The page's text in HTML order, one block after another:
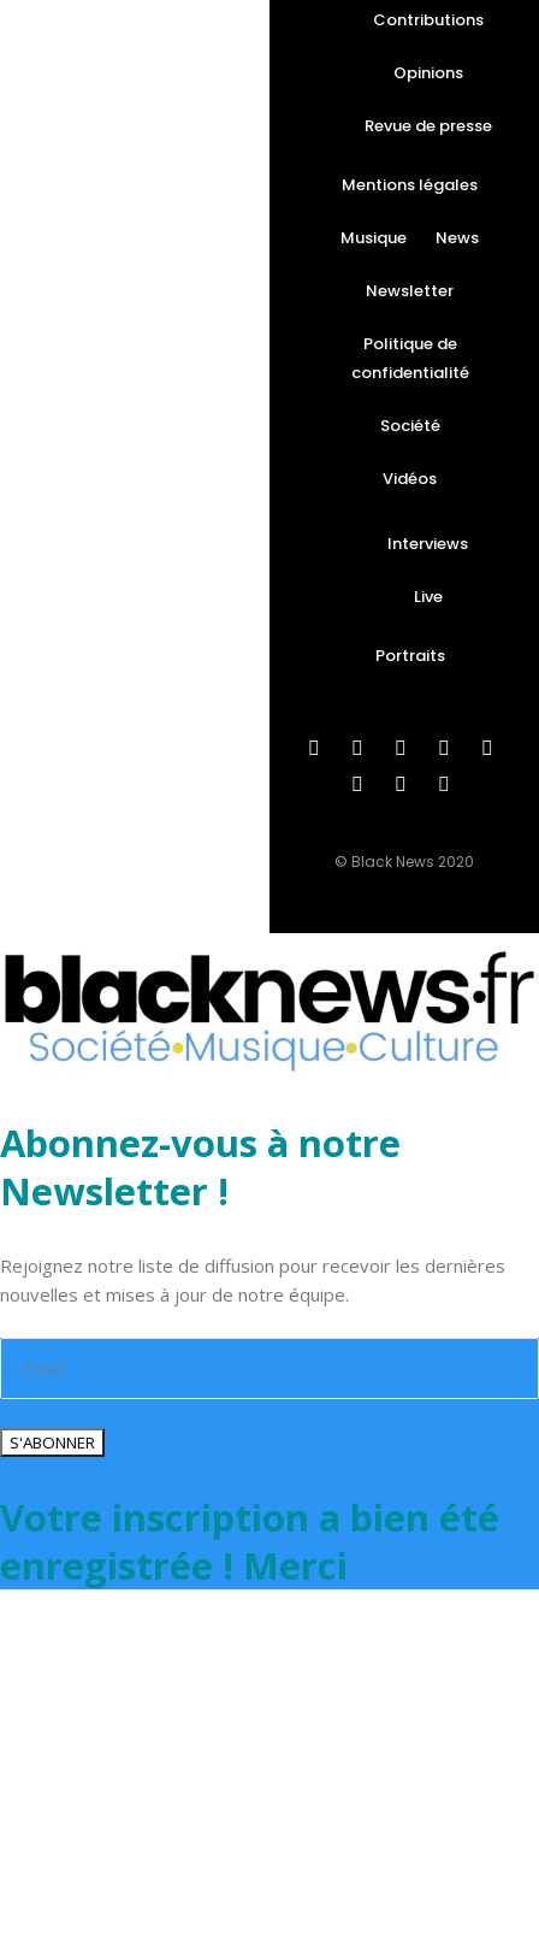
Contributions
Opinions
Revue de presse
Mentions légales
Musique News
Newsletter
Politique de
confidentialité
Société
Vidéos
Interviews
Live
Portraits
© Black News 2020
Abonnez-vous à notre
Newsletter !
Rejoignez notre liste de diffusion pour recevoir les dernières
nouvelles et mises à jour de notre équipe.
S'ABONNER
Votre inscription a bien été
enregistrée ! Merci